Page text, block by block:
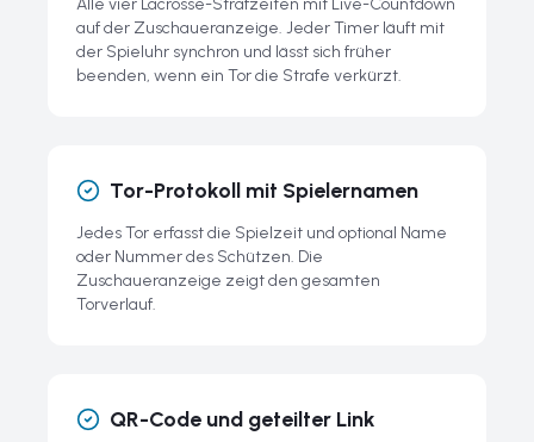
Alle vier Lacrosse-Strafzeiten mit Live-Countdown
auf der Zuschaueranzeige. Jeder Timer läuft mit
der Spieluhr synchron und lässt sich früher
beenden, wenn ein Tor die Strafe verkürzt.
Tor-Protokoll mit Spielernamen
Jedes Tor erfasst die Spielzeit und optional Name
oder Nummer des Schützen. Die
Zuschaueranzeige zeigt den gesamten
Torverlauf.
QR-Code und geteilter Link